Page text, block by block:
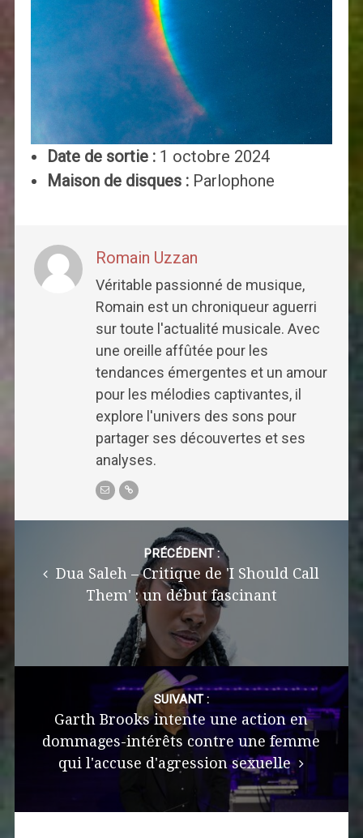
Date de sortie : 1 octobre 2024
Maison de disques : Parlophone
Romain Uzzan
Véritable passionné de musique,
Romain est un chroniqueur aguerri
sur toute l'actualité musicale. Avec
une oreille affûtée pour les
tendances émergentes et un amour
pour les mélodies captivantes, il
explore l'univers des sons pour
partager ses découvertes et ses
analyses.
PRÉCÉDENT :
Dua Saleh – Critique de 'I Should Call
Them' : un début fascinant
SUIVANT :
Garth Brooks intente une action en
dommages-intérêts contre une femme
qui l'accuse d'agression sexuelle